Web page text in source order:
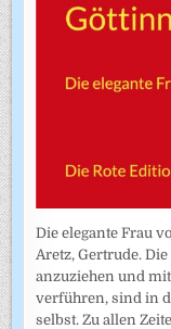
Die elegante Frau
Aretz, Gertrude.
anzuziehen und
verführen, sind in
selbst. Zu allen